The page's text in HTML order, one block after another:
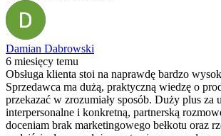
Damian Dabrowski
6 miesięcy temu
Obsługa klienta stoi na naprawdę bardzo
Sprzedawca ma dużą, praktyczną wiedzę o
przekazać w zrozumiały sposób. Duży plus za
interpersonalne i konkretną, partnerską
doceniam brak marketingowego bełkotu oraz